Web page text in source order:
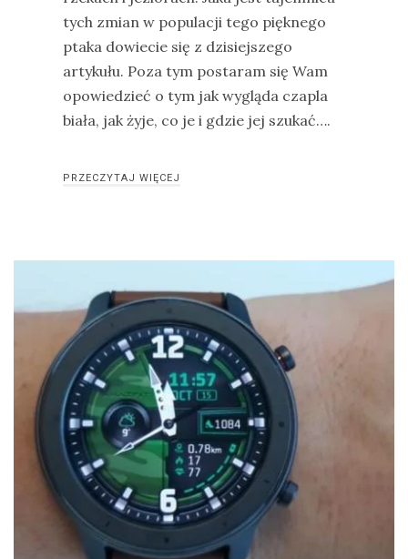
tych zmian w populacji tego pięknego
ptaka dowiecie się z dzisiejszego
artykułu. Poza tym postaram się Wam
opowiedzieć o tym jak wygląda czapla
biała, jak żyje, co je i gdzie jej szukać….
PRZECZYTAJ WIĘCEJ